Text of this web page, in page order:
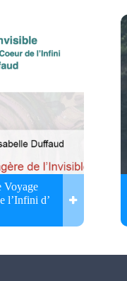
Voyage
l’Infini d’